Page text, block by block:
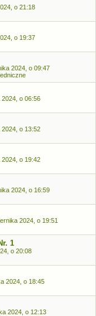
o 21:18
o 19:37
2024, o 09:47
o 06:56
o 13:52
o 19:42
2024, o 16:59
2024, o 19:51
1
o 20:08
2024, o 18:45
2024, o 12:13